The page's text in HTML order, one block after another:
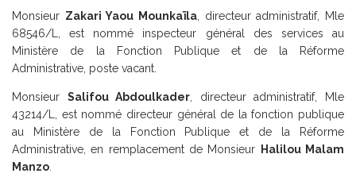
Monsieur Zakari Yaou Mounkaïla , directeur administratif, Mle
68546/L, est nommé inspecteur général des services au
Ministère de la Fonction Publique et de la Réforme
Administrative, poste vacant.
Monsieur Salifou Abdoulkader , directeur administratif, Mle
43214/L, est nommé directeur général de la fonction publique
au Ministère de la Fonction Publique et de la Réforme
Administrative, en remplacement de Monsieur
Halilou Malam
Manzo